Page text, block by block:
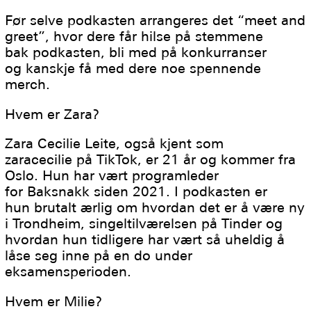
Før selve podkasten arrangeres det “meet and
greet”, hvor dere får hilse på stemmene
bak podkasten, bli med på konkurranser
og kanskje få med dere noe spennende
merch.
Hvem er Zara?
Zara Cecilie Leite, også kjent som
zaracecilie på TikTok, er 21 år og kommer fra
Oslo. Hun har vært programleder
for Baksnakk siden 2021. I podkasten er
hun brutalt ærlig om hvordan det er å være ny
i Trondheim, singeltilværelsen på Tinder og
hvordan hun tidligere har vært så uheldig å
låse seg inne på en do under
eksamensperioden.
Hvem er Milie?